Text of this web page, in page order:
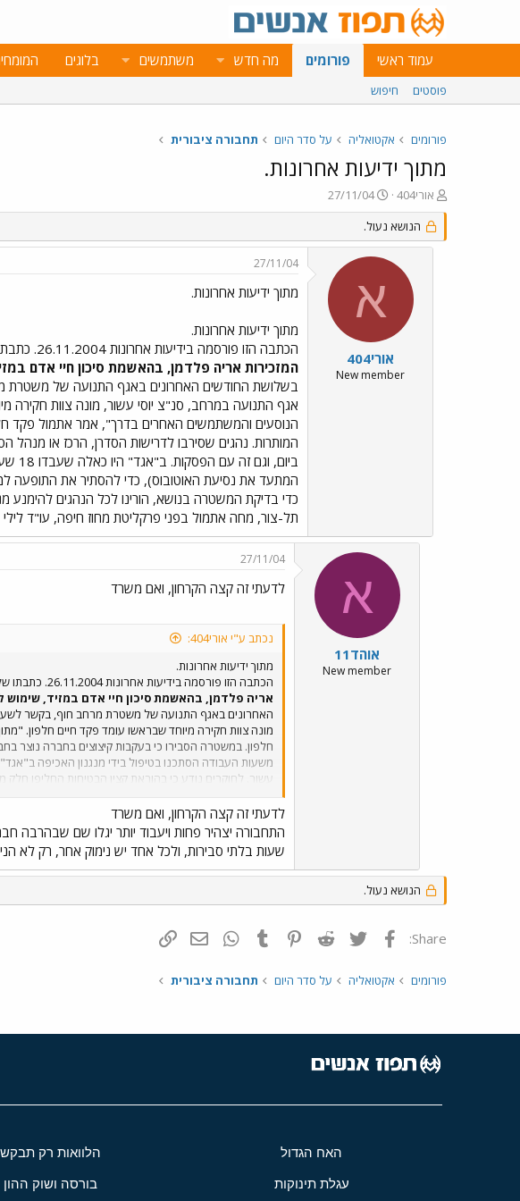
עמוד ראשי פורומים מה חדש משתמשים בלוגים
פוסטים חיפוש
פורומים אקטואליה על סדר היום תחבורה ציבורית
מתוך ידיעות אחרונות.
פ
ו
ת
ח
אורי404
פ
ו
ר
ס
ם
ת
א
י
ך
27/11/04
הנושא נעול.
א
אורי404
New member
27/11/04
מתוך ידיעות אחרונות.
מתוך ידיעות אחרונות.
הכתבה הזו פורסמה בידיעות אחרונות 26.11.2004. כתבתו של ליאור אל-חי.
המזכירות אריה פלדמן, בהאשמת סיכון חיי אדם
בשלושת החודשים האחרונים באגף התנועה של משטרת
הנוסעים והמשתמשים האחרים בדרך", אמר אתמול פקד
המתעד את נסיעת האוטובוס), כדי להסתיר את התופעה
תל-צור, מחה אתמול בפני פרקליטת מחוז חיפה, עו"ד
א
אוהד11
New member
27/11/04
לדעתי זה קצה הקרחון, ואם משרד
נכתב ע"י אורי404:
מתוך ידיעות אחרונות.
הכתבה הזו פורסמה בידיעות אחרונות 26.11.2004. כתבתו של ליאור אל-חי.
אריה פלדמן, בהאשמת סיכון חיי אדם במזיד,
האחרונים באגף התנועה של משטרת מרחב חוף, בקשר
חלפון. במשטרה הסבירו כי בעקבות קיצוצים בחברה נוצר
עשור. לחוקרים נודע כי בהוראת קצין הבטיחות החליפו
ידענו שמדובר בתופעה". פרקליט החברה, עו"ד נבות תל-
בטרם תתקבל החלטה בעניינם.
לדעתי זה קצה הקרחון, ואם משרד
התחבורה יצהיר פחות ויעבוד יותר יגלו שם שבהרבה
שעות בלתי סבירות, ולכל אחד יש נימוק אחר, רק לא
הנושא נעול.
Share: פייסבוק Twitter
Reddit
Pinterest
Tumblr
WhatsAppדואר אלקטרוני
פורומים אקטואליה על סדר היום תחבורה ציבורית
האח הגדול הלוואות רק תבקש
עגלת תינוקות בורסה ושוק ההון